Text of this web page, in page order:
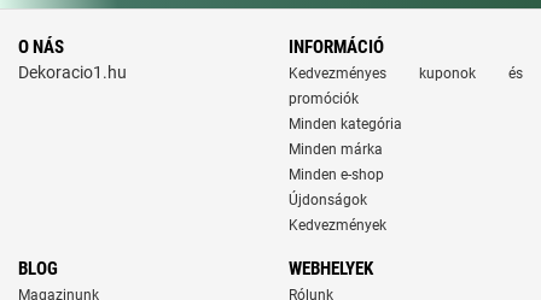
O NÁS
Dekoracio1.hu
INFORMÁCIÓ
Kedvezményes kuponok és
promóciók
Minden kategória
Minden márka
Minden e-shop
Újdonságok
Kedvezmények
BLOG
Magazinunk
WEBHELYEK
Rólunk